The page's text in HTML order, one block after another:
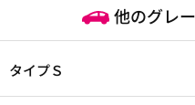
他のグレ
タイプＳ